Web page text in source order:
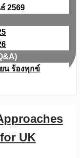
2569
น ร้องทุกข์
UK